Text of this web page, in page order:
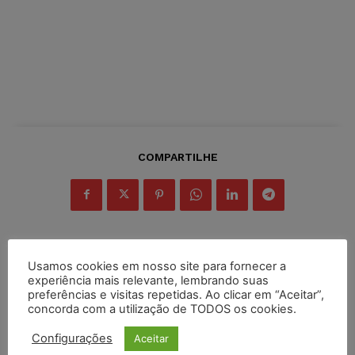
COMPARTILHE
Inscreva-se
Usamos cookies em nosso site para fornecer a
experiência mais relevante, lembrando suas
preferências e visitas repetidas. Ao clicar em “Aceitar”,
concorda com a utilização de TODOS os cookies.
Configurações Aceitar